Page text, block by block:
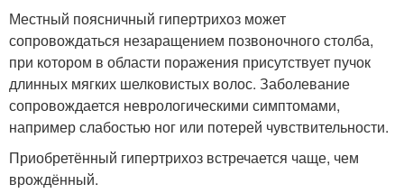
Местный поясничный гипертрихоз может
сопровождаться незаращением позвоночного столба,
при котором в области поражения присутствует пучок
длинных мягких шелковистых волос. Заболевание
сопровождается неврологическими симптомами,
например слабостью ног или потерей чувствительности.
Приобретённый гипертрихоз встречается чаще, чем
врождённый.